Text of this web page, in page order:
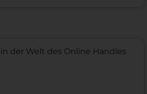
der Welt des Online Handles